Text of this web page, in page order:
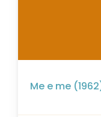
Me e me